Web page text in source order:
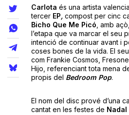
Opinió
Llibres
La Llista
Llocs
Carlota és una artista
tercer EP, compost per cinc
Bicho Que Me Picó , amb
l’etapa que va marcar el seu
intenció de continuar avant i
coses bones de la vida. El
com Frankie Cosmos,
Hijo, referenciant tota mena
propis del Bedroom Pop.
El nom del disc prové d’una
cantat en les festes de Nadal